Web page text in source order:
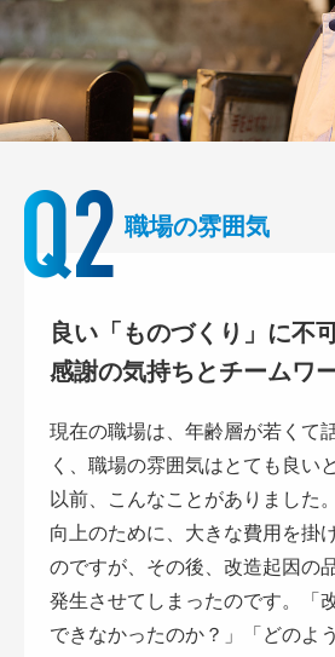
職場の雰囲気
良い「ものづくり」に不
感謝の気持ちとチームワ
現在の職場は、年齢層が若くて
く、職場の雰囲気はとても良い
以前、こんなことがありました
向上のために、大きな費用を掛
のですが、その後、改造起因の
発生させてしまったのです。「
できなかったのか？」「どのよ